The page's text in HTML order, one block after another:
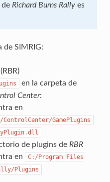
de Richard Burns Rallyes
de SIMRIG:
en la carpeta de
Center:
en
ControlCenter/GamePlugins
de plugins de RBR
en
C:/Program Files
Plugins